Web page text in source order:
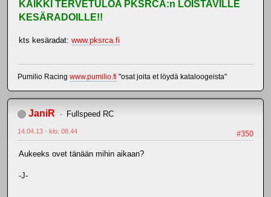
KAIKKI TERVETULOA PKSRCA:n LOISTAVILLE
KESÄRADOILLE!!
kts kesäradat: www.pksrca.fi
Pumilio Racing www.pumilio.fi "osat joita et löydä kataloogeista"
JaniR Fullspeed RC
#350
14.04.13 - klo: 08.44
Aukeeks ovet tänään mihin aikaan?
-J-